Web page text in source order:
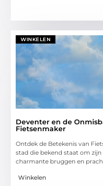
WINKELEN
Deventer en de
Fietsenmaker
Ontdek de Betekenis van
stad die bekend staat om
charmante bruggen en
Winkelen